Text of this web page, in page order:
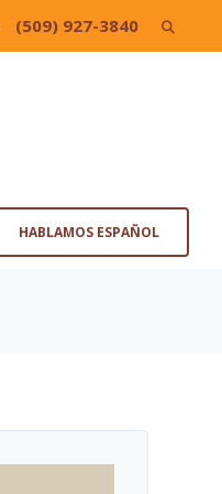
(509) 927-3840 Search
HABLAMOS ESPAÑOL